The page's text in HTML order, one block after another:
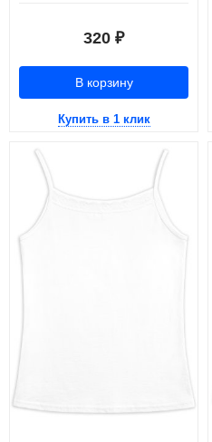
320 ₽
В корзину
Купить в 1 клик